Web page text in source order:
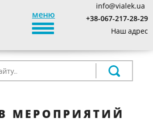
меню
TOGGLE_NAVIGATION
info@vialek.ua
+38-067-217-28-29
Наш адрес
МЕРОПРИЯТИЙ